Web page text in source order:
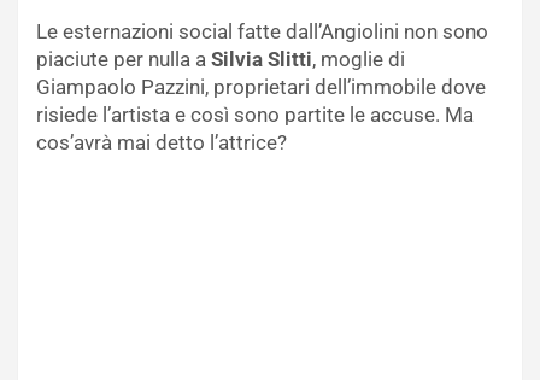
Le esternazioni social fatte dall’Angiolini non sono
piaciute per nulla a Silvia Slitti, moglie di
Giampaolo Pazzini, proprietari dell’immobile dove
risiede l’artista e così sono partite le accuse. Ma
cos’avrà mai detto l’attrice?